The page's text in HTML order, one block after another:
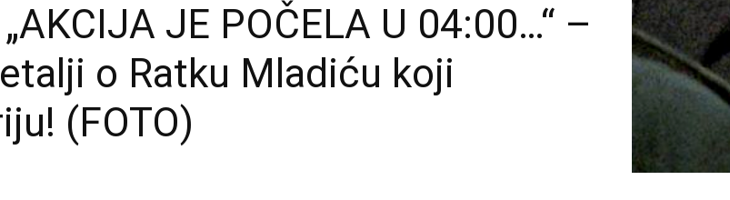
JE POČELA U 04:00…“ –
o Ratku Mladiću koji
(FOTO)